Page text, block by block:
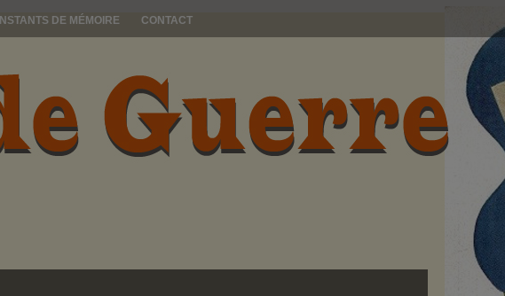
INSTANTS DE MÉMOIRE CONTACT